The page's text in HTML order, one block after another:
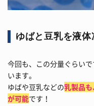
ゆばと豆乳を液体
今回も、この分量ぐらい
います。
ゆばや豆乳などの乳製品
が可能です！